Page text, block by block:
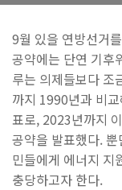
9월 있을 연방선거
공약에는 단연 기후
루는 의제들보다 조
까지 1990년과 비
표로, 2023년까지
공약을 발표했다.
민들에게 에너지 지
충당하고자 한다.